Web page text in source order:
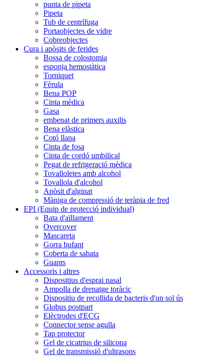
punta de pipeta
Pipeta
Tub de centrífuga
Portaobjectes de vidre
Cobreobjectes
Cura i apòsits de ferides
Bossa de colostomia
esponja hemostàtica
Torniquet
Fèrula
Bena POP
Cinta mèdica
Gasa
embenat de primers auxilis
Bena elàstica
Cotó llana
Cinta de fosa
Cinta de cordó umbilical
Pegat de refrigeració mèdica
Tovalloletes amb alcohol
Tovallola d'alcohol
Apòsit d'alginat
Màniga de compressió de teràpia de fred
EPI (Equip de protecció individual)
Bata d'aïllament
Overcover
Mascareta
Gorra bufant
Coberta de sabata
Guants
Accessoris i altres
Dispositius d'esprai nasal
Ampolla de drenatge toràcic
Dispositiu de recollida de bacteris d'un sol ús
Globus postpart
Elèctrodes d'ECG
Connector sense agulla
Tap protector
Gel de cicatrius de silicona
Gel de transmissió d'ultrasons